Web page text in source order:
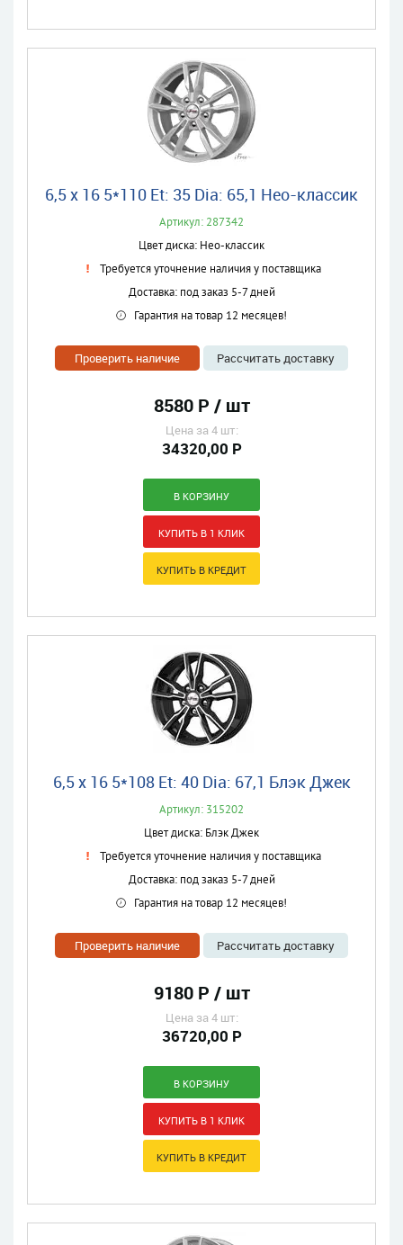
6,5 x 16 5*110 Et: 35 Dia: 65,1 Нео-классик
Артикул: 287342
Цвет диска: Нео-классик
Требуется уточнение наличия у поставщика
Доставка: под заказ 5-7 дней
Гарантия на товар 12 месяцев!
Проверить наличие Рассчитать доставку
8580 Р / шт
Цена за 4 шт:
34320,00 Р
6,5 x 16 5*108 Et: 40 Dia: 67,1 Блэк Джек
Артикул: 315202
Цвет диска: Блэк Джек
Требуется уточнение наличия у поставщика
Доставка: под заказ 5-7 дней
Гарантия на товар 12 месяцев!
Проверить наличие Рассчитать доставку
9180 Р / шт
Цена за 4 шт:
36720,00 Р